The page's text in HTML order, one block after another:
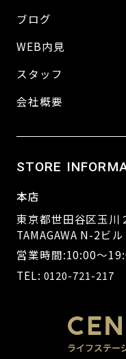
ブログ
WEB内見
スタッフ
会社概要
STORE
本店
東京都世田谷区玉川
TAMAGAWA N-2ビ
営業時間:10:00～
TEL: 0120-721-217